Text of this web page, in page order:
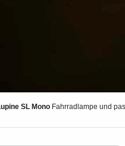
SL Mono Fahrradlampe und